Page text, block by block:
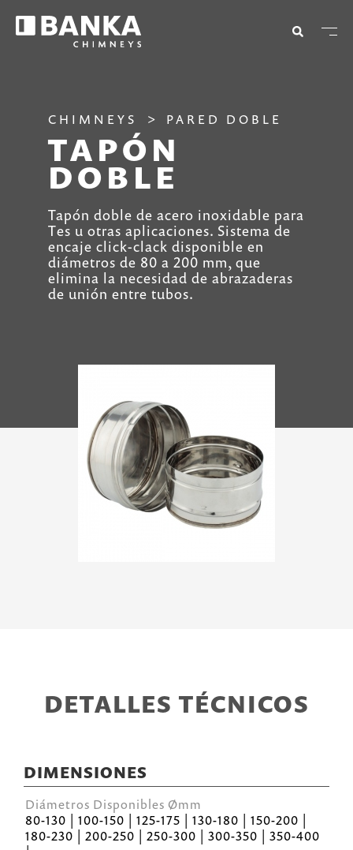
CHIMNEYS PARED DOBLE
TAPÓN
DOBLE
Tapón doble de acero inoxidable para
Tes u otras aplicaciones. Sistema de
encaje click-clack disponible en
diámetros de 80 a 200 mm, que
elimina la necesidad de abrazaderas
de unión entre tubos.
DETALLES TÉCNICOS
DIMENSIONES
Diámetros Disponibles Ømm
80-130 | 100-150 | 125-175 | 130-180 | 150-200 |
180-230 | 200-250 | 250-300 | 300-350 | 350-400